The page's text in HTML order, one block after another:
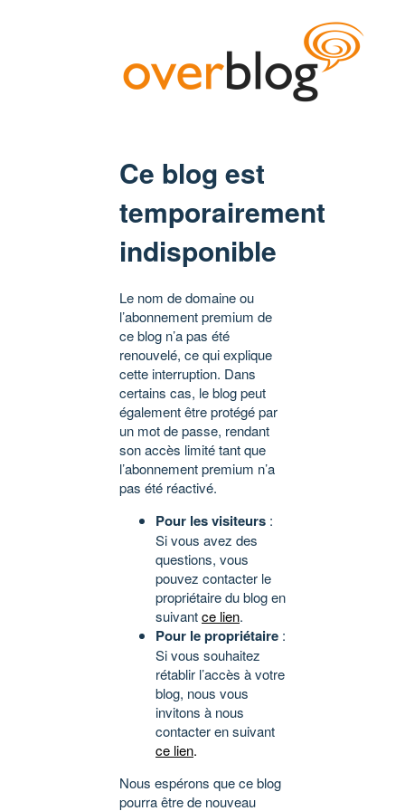
Ce blog est
temporairement
indisponible
Le nom de domaine ou
l’abonnement premium de
ce blog n’a pas été
renouvelé, ce qui explique
cette interruption. Dans
certains cas, le blog peut
également être protégé par
un mot de passe, rendant
son accès limité tant que
l’abonnement premium n’a
pas été réactivé.
Pour les visiteurs :
Si vous avez des
questions, vous
pouvez contacter le
propriétaire du blog en
suivantce lien.
Pour le propriétaire :
Si vous souhaitez
rétablir l’accès à votre
blog, nous vous
invitons à nous
contacter en suivant
ce lien.
Nous espérons que ce blog
pourra être de nouveau